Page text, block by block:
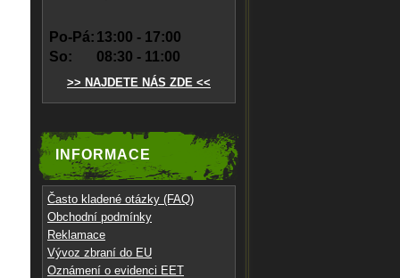
Po-Pá: 13:00 - 17:00
So:
08:30 - 11:00
>> NAJDETE NÁS ZDE <<
INFORMACE
Často kladené otázky (FAQ)
Obchodní podmínky
Reklamace
Vývoz zbraní do EU
Oznámení o evidenci EET